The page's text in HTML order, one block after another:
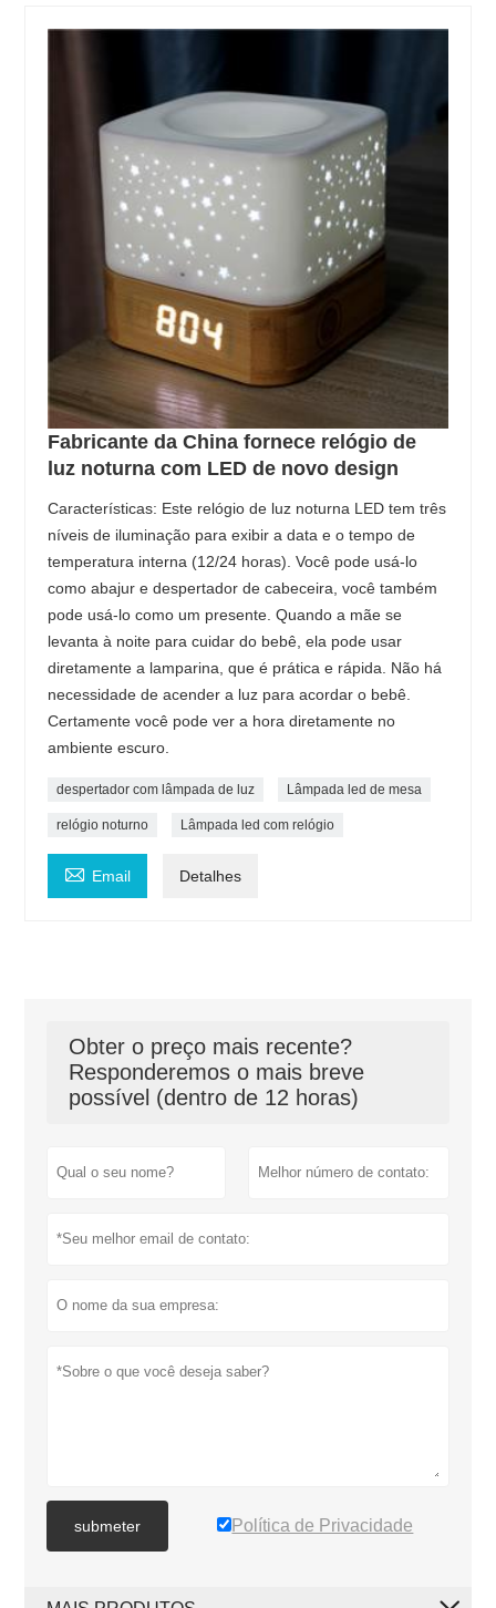
Fabricante da China fornece relógio de
luz noturna com LED de novo design
Características: Este relógio de luz noturna LED tem três
níveis de iluminação para exibir a data e o tempo de
temperatura interna (12/24 horas). Você pode usá-lo
como abajur e despertador de cabeceira, você também
pode usá-lo como um presente. Quando a mãe se
levanta à noite para cuidar do bebê, ela pode usar
diretamente a lamparina, que é prática e rápida. Não há
necessidade de acender a luz para acordar o bebê.
Certamente você pode ver a hora diretamente no
ambiente escuro.
despertador com lâmpada de luz Lâmpada led de mesa
relógio noturno Lâmpada led com relógio
 Email Detalhes
Obter o preço mais recente?
Responderemos o mais breve
possível (dentro de 12 horas)
submeter Política de Privacidade